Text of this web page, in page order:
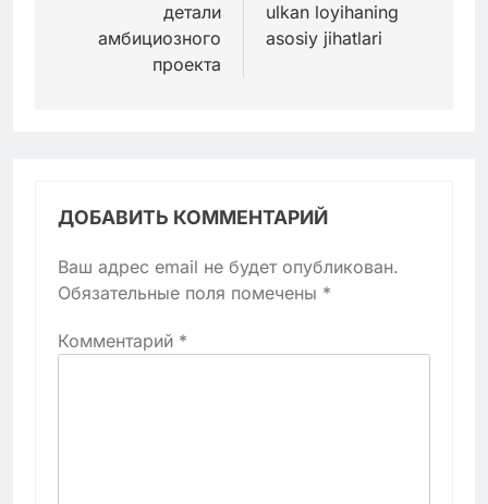
детали
амбициозного
проекта
ulkan loyihaning
asosiy jihatlari
ДОБАВИТЬ КОММЕНТАРИЙ
Ваш адрес email не будет опубликован.
Обязательные поля помечены *
Комментарий *